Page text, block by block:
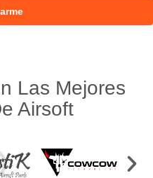
Las Mejores
Airsoft